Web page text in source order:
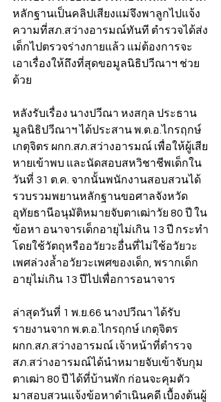
หลักฐานเป็นคลิปเสียงแม่จึงพาลูกไปแจ้ง
ความที่สภ.สว่างอารมณ์ทันที ตำรวจได้ส่ง
เด็กไปตรวจร่างกายแล้ว แม่ต้องการจะ
เอาเรื่องให้ถึงที่สุดขอมูลนิธิปวีณาฯ ช่วย
ด้วย
หลังรับเรื่อง นางปวีณา หงสกุล ประธาน
มูลนิธิปวีณาฯ ได้ประสาน พ.ต.อ.ไกรฤกษ์
เกตุจิตร ผกก.สภ.สว่างอารมณ์ เพื่อให้ผู้เสีย
หายเข้าพบ และนัดสอบสหวิชาชีพเด็กใน
วันที่ 31 ต.ค. จากนั้นพนักงานสอบสวนได้
รวบรวมพยานหลักฐานขอศาลจังหวัด
อุทัยธานีอนุมัติหมายจับตาเฒ่าวัย 80 ปี ใน
ข้อหา อนาจารเด็กอายุไม่เกิน 13 ปี กระทำ
โดยใช้วัตถุหรืออวัยวะอื่นที่ไม่ใช้อวัยวะ
เพศล่วงล้ำอวัยวะเพศของเด็ก, พรากเด็ก
อายุไม่เกิน 13 ปีไปเพื่อการอนาจาร
ล่าสุดวันที่ 1 พ.ย.66 นางปวีณา ได้รับ
รายงานจาก พ.ต.อ.ไกรฤกษ์ เกตุจิตร
ผกก.สภ.สว่างอารมณ์ เจ้าหน้าที่ตำรวจ
สภ.สว่างอารมณ์ได้นำหมายจับเข้าจับกุม
ตาเฒ่า 80 ปี ได้ที่บ้านพัก ก่อนจะคุมตัว
มาสอบสวนแจ้งข้อหาดำเนินคดี เบื้องต้นผู้